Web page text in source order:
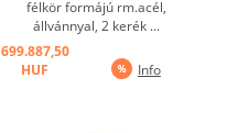
félkör formájú rm.acél,
állvánnyal, 2 kerék ...
699.887,50
HUF
Info